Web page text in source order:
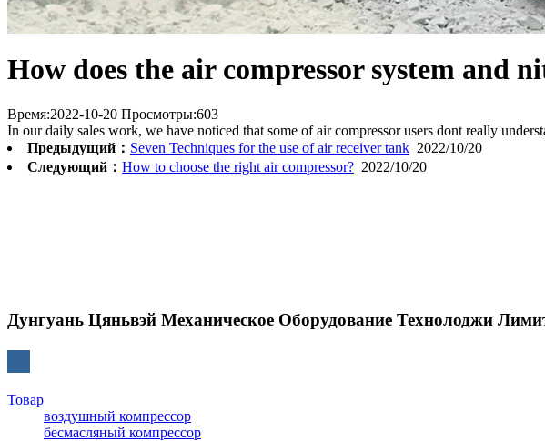
How does the air compressor system and
Время:2022-10-20 Просмотры:603
In our daily sales work, we have noticed that some of air compressor users dont really
Предыдущий： Seven Techniques for the use of air receiver tank 2022/10/20
Следующий： How to choose the right air compressor? 2022/10/20
Дунгуань Цяньвэй Механическое Оборудование Технолоджи
Товар
воздушный компрессор
бесмасляный компрессор